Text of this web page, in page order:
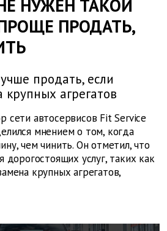
НУЖЕН ТАКОЙ
ПРОДАТЬ,
продать, если
крупных агрегатов
сети автосервисов Fit Service
мнением о том, когда
чем чинить. Он отметил, что
дорогостоящих услуг, таких как
крупных агрегатов,